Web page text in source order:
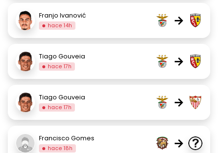
Franjo Ivanović
hace 14h →
Tiago Gouveia
hace 17h →
Tiago Gouveia
hace 17h →
Francisco Gomes
hace 18h →